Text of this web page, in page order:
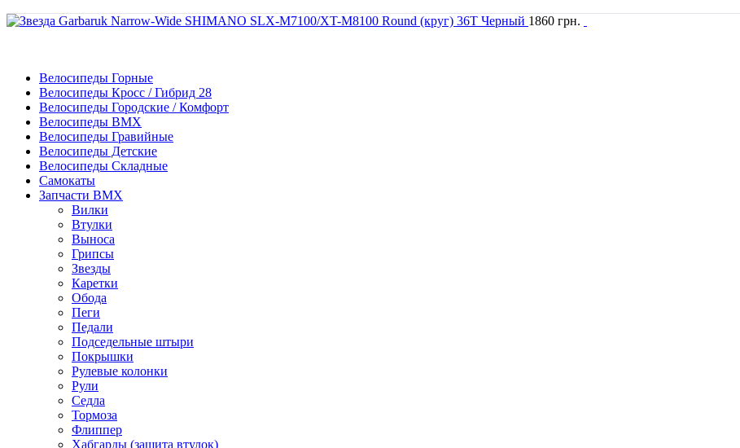
1860 грн.
Велосипеды Горные
Велосипеды Кросс / Гибрид 28
Велосипеды Городские / Комфорт
Велосипеды BMX
Велосипеды Гравийные
Велосипеды Детские
Велосипеды Складные
Самокаты
Запчасти BMX
Вилки
Втулки
Выноса
Грипсы
Звезды
Каретки
Обода
Пеги
Педали
Подседельные штыри
Покрышки
Рулевые колонки
Рули
Седла
Тормоза
Флиппер
Хабгарды (защита втулок)